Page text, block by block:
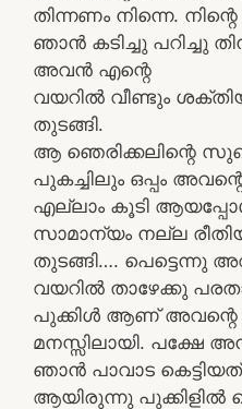
തിന്നണം നിന്നെ.
ഞാൻ കടിച്ചു പറിച്ചു
അവൻ എന്റെ
വയറിൽ വീണ്ടും
തുടങ്ങി.
ആ ഞെരിക്കലിന്റെ
പുകച്ചിലും ഒപ്പം
എല്ലാം കൂടി
സാമാന്യം നല്ല
തുടങ്ങി…. പെട്ടെന്നു
വയറിൽ താഴേക്കു
പുക്കിൾ ആണ് അവന്റെ
മനസ്സിലായി. പക്ഷേ
ഞാൻ പാവാട
ആയിരുന്നു പുക്കിളിൽ